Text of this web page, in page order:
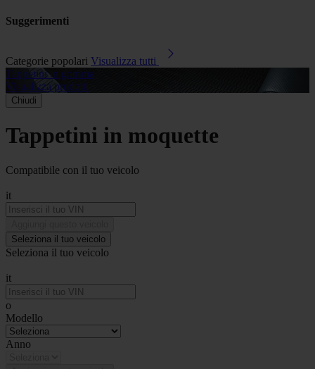
Suggerimenti
Categorie popolari Visualizza tutti
Tappetini in gomma
Visualizza prodotti
Chiudi
Tappetini in moquette
Compatibile con il tuo veicolo
it
Seleziona il tuo veicolo
Seleziona il tuo veicolo
it
o
Modello
Anno